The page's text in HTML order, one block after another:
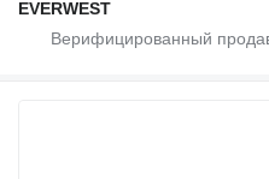
EVERWEST